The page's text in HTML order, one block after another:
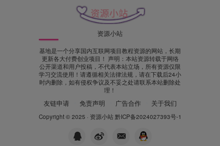
资源小站
基地是一个分享国内互联网项目教程资源的网站，长期
更新各大付费创业项目！ 声明：本站资源转载于网络
公开渠道和用户投稿，不代表本站立场，所有资源仅限
学习交流使用！请遵循相关法律法规，请在下载后24小
时内删除，如有侵权争议及不妥之处请联系本站删除处
理！
友链申请 免责声明 广告合作 关于我们
Copyright © 2025 · 资源小站 黔ICP备2024027393号-1